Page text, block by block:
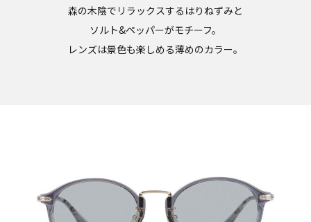
森の木陰でリラックスするはりねずみと
ソルト&ペッパーがモチーフ。
レンズは景色も楽しめる薄めのカラー。